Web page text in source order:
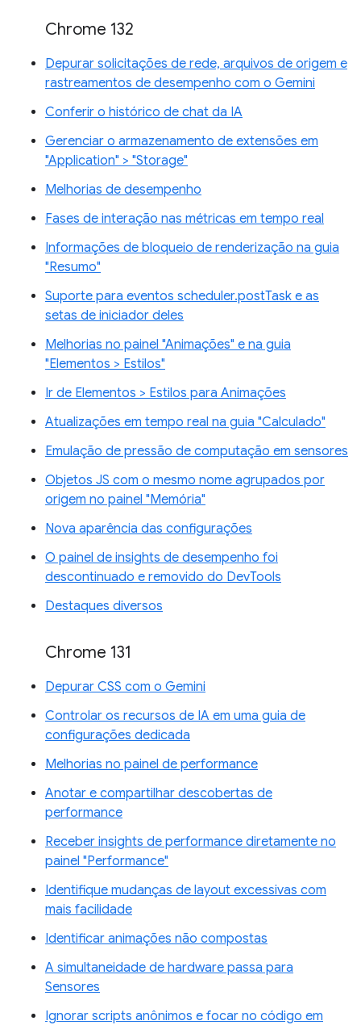
Chrome 132
Depurar solicitações de rede, arquivos de origem e
rastreamentos de desempenho com o Gemini
Conferir o histórico de chat da IA
Gerenciar o armazenamento de extensões em
"Application" > "Storage"
Melhorias de desempenho
Fases de interação nas métricas em tempo real
Informações de bloqueio de renderização na guia
"Resumo"
Suporte para eventos scheduler.postTask e as
setas de iniciador deles
Melhorias no painel "Animações" e na guia
"Elementos > Estilos"
Ir de Elementos > Estilos para Animações
Atualizações em tempo real na guia "Calculado"
Emulação de pressão de computação em sensores
Objetos JS com o mesmo nome agrupados por
origem no painel "Memória"
Nova aparência das configurações
O painel de insights de desempenho foi
descontinuado e removido do DevTools
Destaques diversos
Chrome 131
Depurar CSS com o Gemini
Controlar os recursos de IA em uma guia de
configurações dedicada
Melhorias no painel de performance
Anotar e compartilhar descobertas de
performance
Receber insights de performance diretamente no
painel "Performance"
Identifique mudanças de layout excessivas com
mais facilidade
Identificar animações não compostas
A simultaneidade de hardware passa para
Sensores
Ignorar scripts anônimos e focar no código em